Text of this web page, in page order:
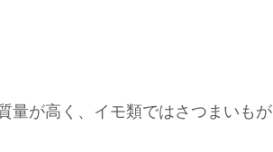
量が高く、イモ類ではさつまいもが